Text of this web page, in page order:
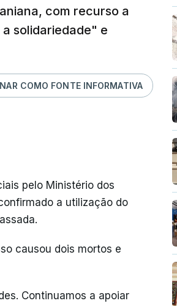
com recurso a
solidariedade" e
COMO FONTE INFORMATIVA
pelo Ministério dos
a utilização do
causou dois mortos e
Continuamos a apoiar